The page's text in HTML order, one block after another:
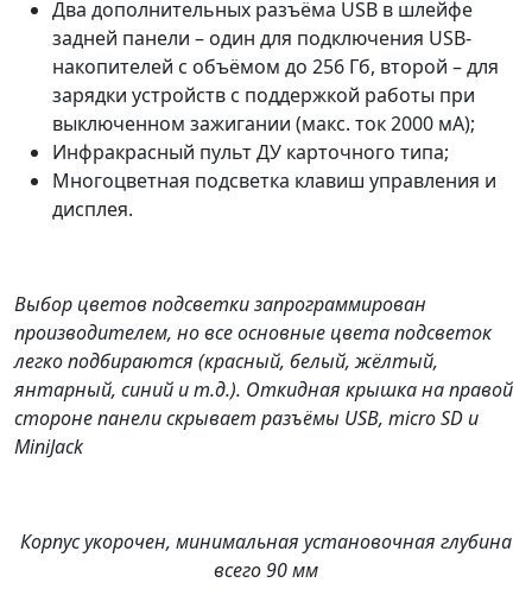
Два дополнительных разъёма USB в шлейфе
задней панели – один для подключения USB-
накопителей с объёмом до 256 Гб, второй – для
зарядки устройств с поддержкой работы при
выключенном зажигании (макс. ток 2000 мА);
Инфракрасный пульт ДУ карточного типа;
Многоцветная подсветка клавиш управления и
дисплея.
Выбор цветов подсветки запрограммирован
производителем, но все основные цвета подсветок
легко подбираются (красный, белый, жёлтый,
янтарный, синий и т.д.). Откидная крышка на правой
стороне панели скрывает разъёмы USB, micro SD и
MiniJack
Корпус укорочен, минимальная установочная глубина
всего 90 мм